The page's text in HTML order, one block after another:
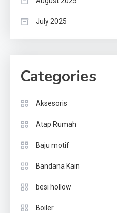
July 2025
Categories
Aksesoris
Atap Rumah
Baju motif
Bandana Kain
besi hollow
Boiler